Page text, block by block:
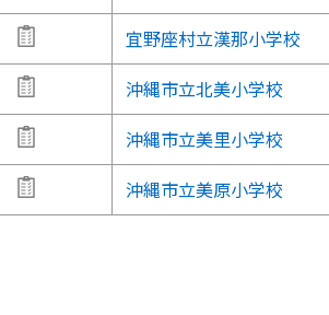
宜野座村立漢那小学校
沖縄市立北美小学校
沖縄市立美里小学校
沖縄市立美原小学校